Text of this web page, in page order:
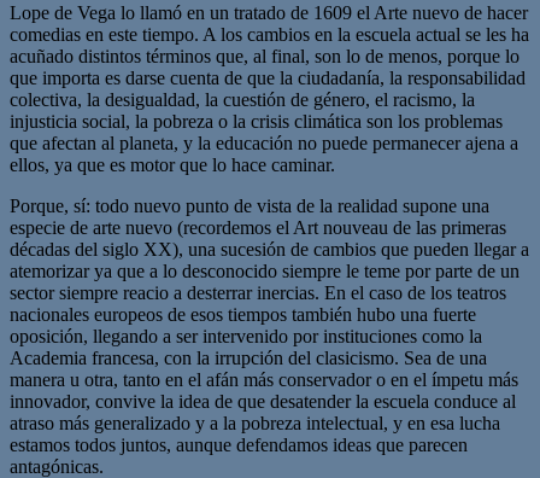
Lope de Vega lo llamó en un tratado de 1609 el Arte nuevo de hacer
comedias en este tiempo. A los cambios en la escuela actual se les ha
acuñado distintos términos que, al final, son lo de menos, porque lo
que importa es darse cuenta de que la ciudadanía, la responsabilidad
colectiva, la desigualdad, la cuestión de género, el racismo, la
injusticia social, la pobreza o la crisis climática son los problemas
que afectan al planeta, y la educación no puede permanecer ajena a
ellos, ya que es motor que lo hace caminar.
Porque, sí: todo nuevo punto de vista de la realidad supone una
especie de arte nuevo (recordemos el Art nouveau de las primeras
décadas del siglo XX), una sucesión de cambios que pueden llegar a
atemorizar ya que a lo desconocido siempre le teme por parte de un
sector siempre reacio a desterrar inercias. En el caso de los teatros
nacionales europeos de esos tiempos también hubo una fuerte
oposición, llegando a ser intervenido por instituciones como la
Academia francesa, con la irrupción del clasicismo. Sea de una
manera u otra, tanto en el afán más conservador o en el ímpetu más
innovador, convive la idea de que desatender la escuela conduce al
atraso más generalizado y a la pobreza intelectual, y en esa lucha
estamos todos juntos, aunque defendamos ideas que parecen
antagónicas.